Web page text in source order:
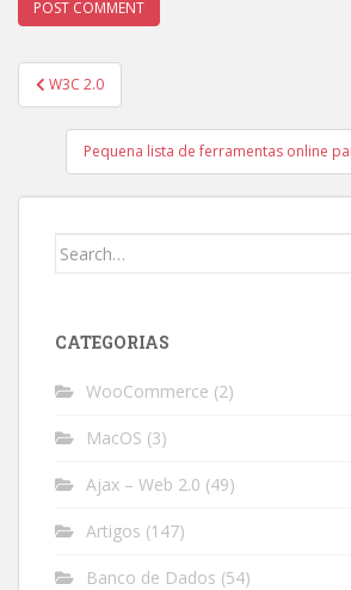
Post
navigation
W3C 2.0
Pequena lista de ferramentas online
Search
CATEGORIAS
WooCommerce (2)
MacOS (3)
Ajax – Web 2.0 (49)
Artigos (147)
Banco de Dados (54)